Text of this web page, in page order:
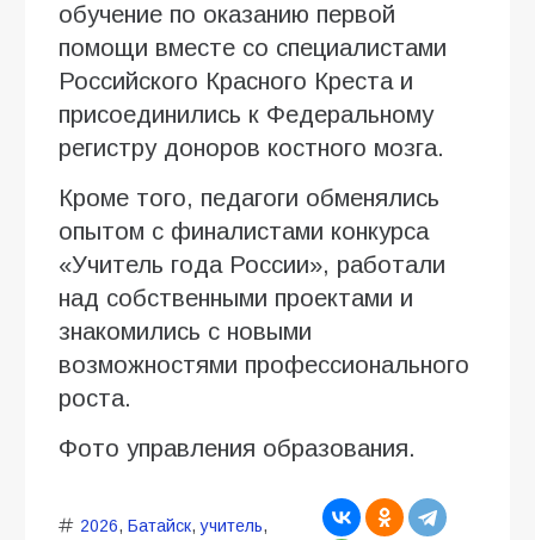
обучение по оказанию первой
помощи вместе со специалистами
Российского Красного Креста и
присоединились к Федеральному
регистру доноров костного мозга.
Кроме того, педагоги обменялись
опытом с финалистами конкурса
«Учитель года России», работали
над собственными проектами и
знакомились с новыми
возможностями профессионального
роста.
Фото управления образования.
2026, Батайск,учитель,